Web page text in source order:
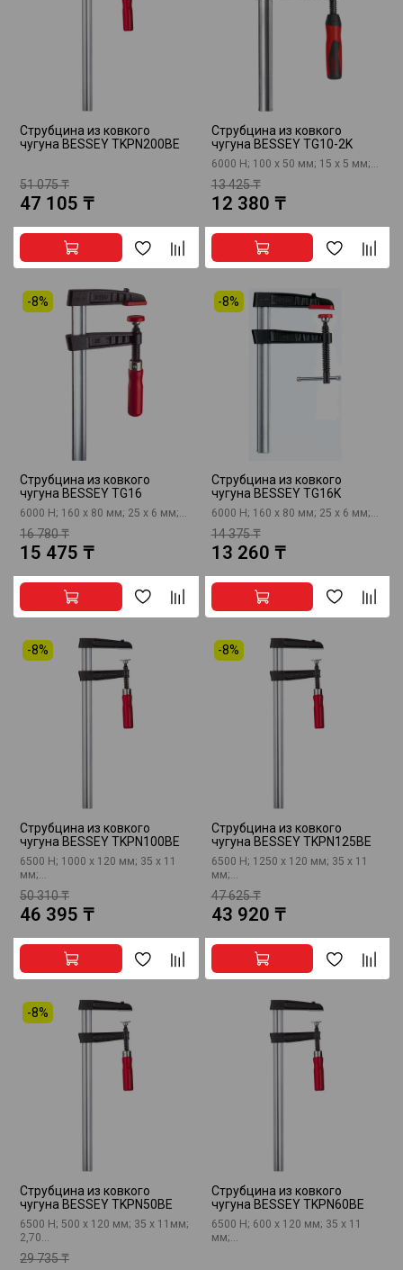
Струбцина из ковкого
чугуна BESSEY TKPN200BE
51 075 ₸
47 105 ₸
Струбцина из ковкого
чугуна BESSEY TG10-2K
6000 Н; 100 х 50 мм; 15 x 5 мм;...
13 425 ₸
12 380 ₸
-8%
Струбцина из ковкого
чугуна BESSEY TG16
6000 Н; 160 х 80 мм; 25 x 6 мм;...
16 780 ₸
15 475 ₸
-8%
Струбцина из ковкого
чугуна BESSEY TG16K
6000 Н; 160 х 80 мм; 25 x 6 мм;...
14 375 ₸
13 260 ₸
-8%
Струбцина из ковкого
чугуна BESSEY TKPN100BE
6500 Н; 1000 х 120 мм; 35 x 11
мм;...
50 310 ₸
46 395 ₸
-8%
Струбцина из ковкого
чугуна BESSEY TKPN125BE
6500 Н; 1250 х 120 мм; 35 x 11
мм;...
47 625 ₸
43 920 ₸
-8%
Струбцина из ковкого
чугуна BESSEY TKPN50BE
6500 Н; 500 х 120 мм; 35 x 11мм;
2,70...
29 735 ₸
Струбцина из ковкого
чугуна BESSEY TKPN60BE
6500 Н; 600 х 120 мм; 35 x 11
мм;...